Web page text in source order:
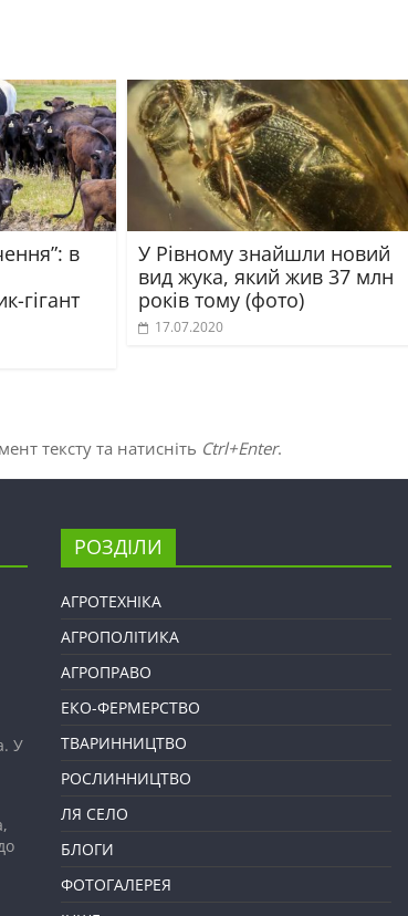
в
гігант
У Рівному знайшли новий
вид жука, який жив 37 млн
років тому (фото)
17.07.2020
тексту та натисніть Ctrl+Enter.
У
РОЗДІЛИ
АГРОТЕХНІКА
АГРОПОЛІТИКА
АГРОПРАВО
ЕКО-ФЕРМЕРСТВО
ТВАРИННИЦТВО
РОСЛИННИЦТВО
ЛЯ СЕЛО
БЛОГИ
ФОТОГАЛЕРЕЯ